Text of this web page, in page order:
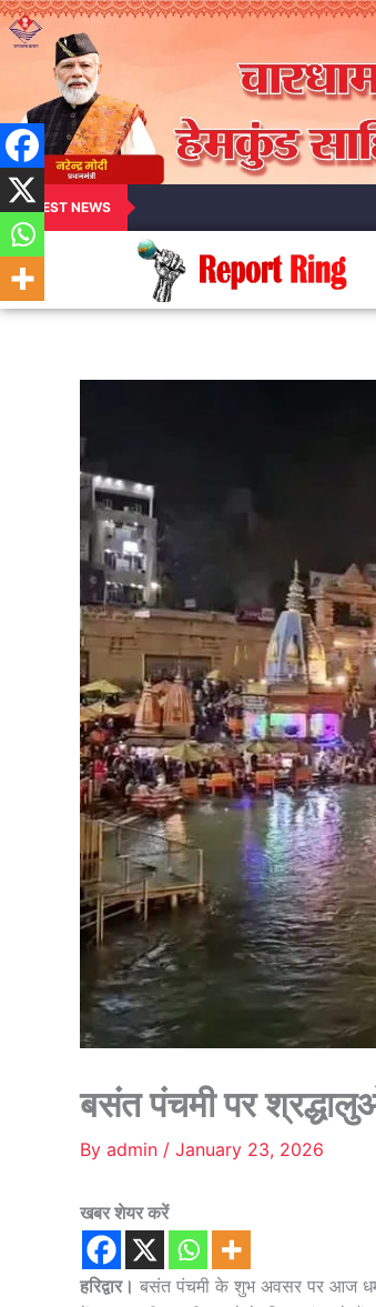
LATEST NEWS
बसंत पंचमी पर
By admin / January 23, 2026
खबर शेयर करें
हरिद्वार। बसंत पंचमी के शुभ अवसर पर आज